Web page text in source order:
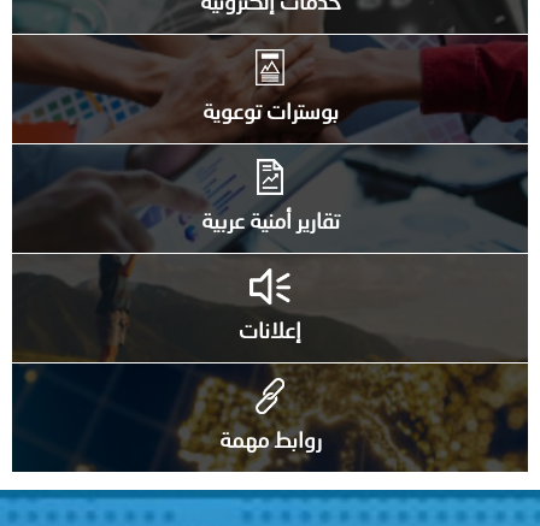
بوسترات توعوية
تقارير أمنية عربية
إعلانات
روابط مهمة